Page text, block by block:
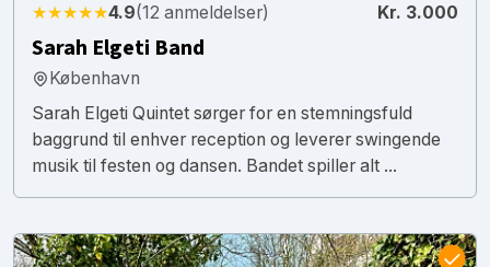
★★★★★4.9(12 anmeldelser) Kr. 3.000
Sarah Elgeti Band
København
Sarah Elgeti Quintet sørger for en stemningsfuld
baggrund til enhver reception og leverer swingende
musik til festen og dansen. Bandet spiller alt ...